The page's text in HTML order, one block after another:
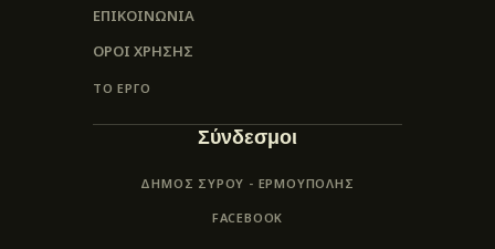
ΕΠΙΚΟΙΝΩΝΊΑ
ΌΡΟΙ ΧΡΉΣΗΣ
ΤΟ ΕΡΓΟ
Σύνδεσμοι
ΔΗΜΟΣ ΣΥΡΟΥ - ΕΡΜΟΎΠΟΛΗΣ
FACEBOOK